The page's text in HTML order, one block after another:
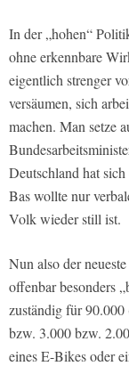
In der „hohen“
ohne erkennbare
eigentlich strenger
versäumen, sich
machen. Man setze
Deutschland hat
Bas wollte nur
Volk wieder still ist.
Nun also der
offenbar besonders
zuständig für
bzw. 3.000 bzw.
eines E-Bikes oder